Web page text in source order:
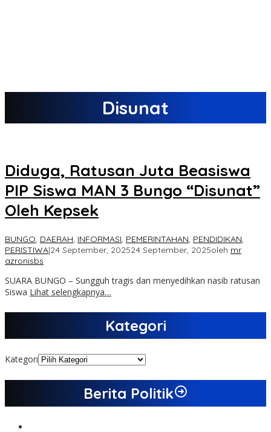
Disunat
Diduga, Ratusan Juta Beasiswa
PIP Siswa MAN 3 Bungo “Disunat”
Oleh Kepsek
BUNGO, DAERAH, INFORMASI, PEMERINTAHAN, PENDIDIKAN,
PERISTIWA|24 September, 202524 September, 2025oleh mr
azronisbs
SUARA BUNGO – Sungguh tragis dan menyedihkan nasib ratusan
Siswa Lihat selengkapnya…
Kategori
Kategori
Berita Politik